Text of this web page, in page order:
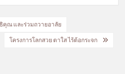
คุณ และร่วมถวายอาลัย
โครงการโลกสวย ตาใส ไร้ต้อกระจก